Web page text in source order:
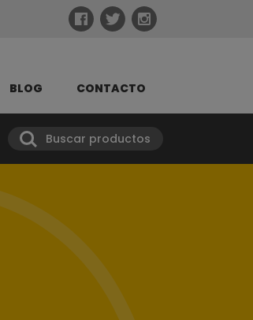
BLOG CONTACTO
Buscar productos